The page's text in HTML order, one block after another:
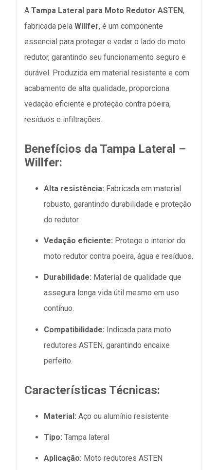
A Tampa Lateral para Moto Redutor ASTEN,
fabricada pela Willfer, é um componente
essencial para proteger e vedar o lado do moto
redutor, garantindo seu funcionamento seguro e
durável. Produzida em material resistente e com
acabamento de alta qualidade, proporciona
vedação eficiente e proteção contra poeira,
resíduos e infiltrações.
Benefícios da Tampa Lateral –
Willfer:
Alta resistência: Fabricada em material
robusto, garantindo durabilidade e proteção
do redutor.
Vedação eficiente: Protege o interior do
moto redutor contra poeira, água e resíduos.
Durabilidade: Material de qualidade que
assegura longa vida útil mesmo em uso
contínuo.
Compatibilidade: Indicada para moto
redutores ASTEN, garantindo encaixe
perfeito.
Características Técnicas:
Material: Aço ou alumínio resistente
Tipo: Tampa lateral
Aplicação: Moto redutores ASTEN